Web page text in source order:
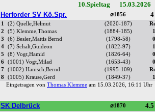
10.Spieltag
Herforder SV Kö.Spr.
⌀1856
1 (2) Quelle,Helmut (2020-187)
2
(5) Klemme,Thomas (1884-185)
3
(6) Besler,Mattis Bernd (1798-58)
4
(7) Schalt,Guideon (1822-97)
5
(8) Vogt,Hamid (1826-64)
6
(1001) Vogt,Milad (1653-43)
7
(1002) Hanisch,Bernd (1995-109)
8
(1005) Krause,Gerd (1849-37)
Eingetragen von Thomas Klemme am 15.03.2026, 16:11
SK Delbrück ⌀1870